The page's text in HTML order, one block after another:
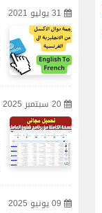
31 يوليو 2021
20 سبتمبر 2025
09 يونيو 2025